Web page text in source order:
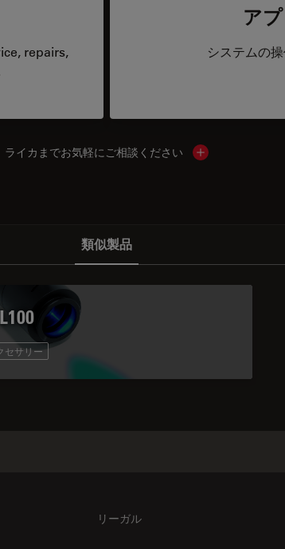
repairs,
ア
システムの
ライカまでお気軽にご相談ください Show local
類似製品
セサリー
リーガル